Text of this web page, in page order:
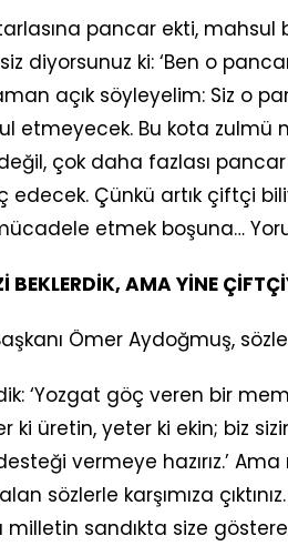
tarlasına pancar ekti,
diyorsunuz ki: ‘Ben o
açık söyleyelim: Siz o
etmeyecek. Bu kota zulmü
çok daha fazlası
Çünkü artık çiftçi
etmek boşuna…
BEKLERDİK, AMA YİNE
Ömer Aydoğmuş,
‘Yozgat göç veren bir
ki üretin, yeter ki ekin; biz
vermeye hazırız.’
sözlerle karşımıza
sandıkta size